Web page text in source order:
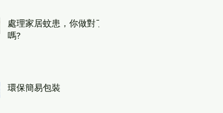
處理家居蚊患，你做對了
嗎?
環保簡易包裝